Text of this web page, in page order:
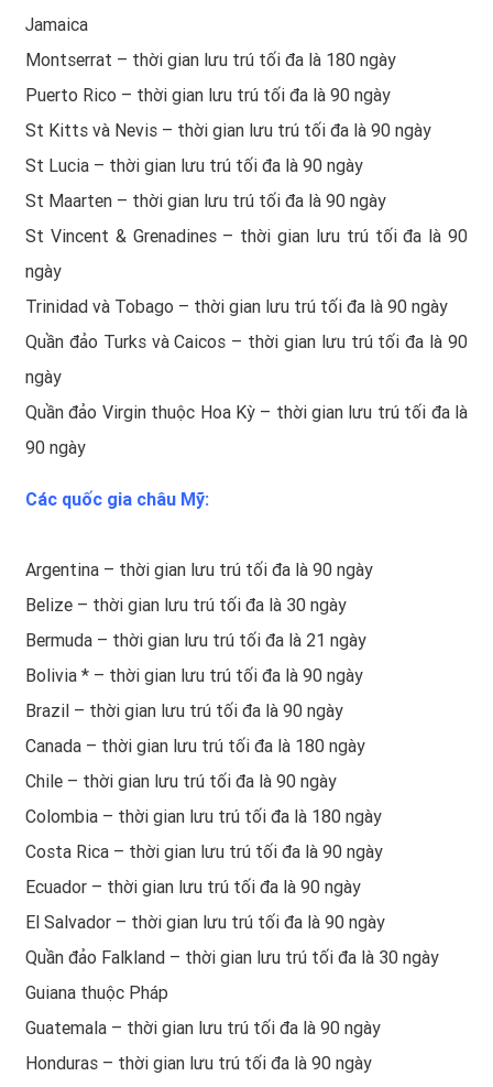
Jamaica
Montserrat – thời gian lưu trú tối đa là 180 ngày
Puerto Rico – thời gian lưu trú tối đa là 90 ngày
St Kitts và Nevis – thời gian lưu trú tối đa là 90 ngày
St Lucia – thời gian lưu trú tối đa là 90 ngày
St Maarten – thời gian lưu trú tối đa là 90 ngày
St Vincent & Grenadines – thời gian lưu trú tối đa là 90
ngày
Trinidad và Tobago – thời gian lưu trú tối đa là 90 ngày
Quần đảo Turks và Caicos – thời gian lưu trú tối đa là 90
ngày
Quần đảo Virgin thuộc Hoa Kỳ – thời gian lưu trú tối đa là
90 ngày
Các quốc gia châu Mỹ:
Argentina – thời gian lưu trú tối đa là 90 ngày
Belize – thời gian lưu trú tối đa là 30 ngày
Bermuda – thời gian lưu trú tối đa là 21 ngày
Bolivia * – thời gian lưu trú tối đa là 90 ngày
Brazil – thời gian lưu trú tối đa là 90 ngày
Canada – thời gian lưu trú tối đa là 180 ngày
Chile – thời gian lưu trú tối đa là 90 ngày
Colombia – thời gian lưu trú tối đa là 180 ngày
Costa Rica – thời gian lưu trú tối đa là 90 ngày
Ecuador – thời gian lưu trú tối đa là 90 ngày
El Salvador – thời gian lưu trú tối đa là 90 ngày
Quần đảo Falkland – thời gian lưu trú tối đa là 30 ngày
Guiana thuộc Pháp
Guatemala – thời gian lưu trú tối đa là 90 ngày
Honduras – thời gian lưu trú tối đa là 90 ngày